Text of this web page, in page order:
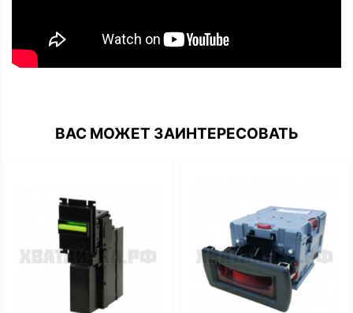
ВАС МОЖЕТ ЗАИНТЕРЕСОВАТЬ